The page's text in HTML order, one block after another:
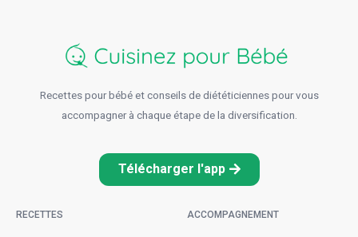
Recettes pour bébé et conseils de diététiciennes pour vous
accompagner à chaque étape de la diversification.
Télécharger l'app
RECETTES ACCOMPAGNEMENT